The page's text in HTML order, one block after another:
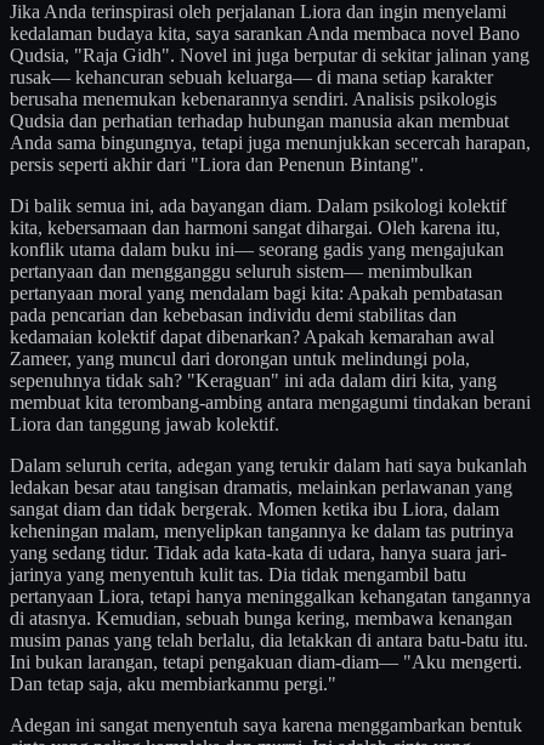
Jika Anda terinspirasi oleh perjalanan Liora dan ingin menyelami
kedalaman budaya kita, saya sarankan Anda membaca novel Bano
Qudsia, "Raja Gidh". Novel ini juga berputar di sekitar jalinan yang
rusak— kehancuran sebuah keluarga— di mana setiap karakter
berusaha menemukan kebenarannya sendiri. Analisis psikologis
Qudsia dan perhatian terhadap hubungan manusia akan membuat
Anda sama bingungnya, tetapi juga menunjukkan secercah harapan,
persis seperti akhir dari "Liora dan Penenun Bintang".
Di balik semua ini, ada bayangan diam. Dalam psikologi kolektif
kita, kebersamaan dan harmoni sangat dihargai. Oleh karena itu,
konflik utama dalam buku ini— seorang gadis yang mengajukan
pertanyaan dan mengganggu seluruh sistem— menimbulkan
pertanyaan moral yang mendalam bagi kita: Apakah pembatasan
pada pencarian dan kebebasan individu demi stabilitas dan
kedamaian kolektif dapat dibenarkan? Apakah kemarahan awal
Zameer, yang muncul dari dorongan untuk melindungi pola,
sepenuhnya tidak sah? "Keraguan" ini ada dalam diri kita, yang
membuat kita terombang-ambing antara mengagumi tindakan berani
Liora dan tanggung jawab kolektif.
Dalam seluruh cerita, adegan yang terukir dalam hati saya bukanlah
ledakan besar atau tangisan dramatis, melainkan perlawanan yang
sangat diam dan tidak bergerak. Momen ketika ibu Liora, dalam
keheningan malam, menyelipkan tangannya ke dalam tas putrinya
yang sedang tidur. Tidak ada kata-kata di udara, hanya suara jari-
jarinya yang menyentuh kulit tas. Dia tidak mengambil batu
pertanyaan Liora, tetapi hanya meninggalkan kehangatan tangannya
di atasnya. Kemudian, sebuah bunga kering, membawa kenangan
musim panas yang telah berlalu, dia letakkan di antara batu-batu itu.
Ini bukan larangan, tetapi pengakuan diam-diam— "Aku mengerti.
Dan tetap saja, aku membiarkanmu pergi."
Adegan ini sangat menyentuh saya karena menggambarkan bentuk